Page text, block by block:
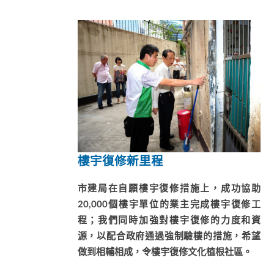
樓宇復修新里程
市建局在自願樓宇復修措施上，成功協助
20,000個樓宇單位的業主完成樓宇復修工
程；我們同時加強對樓宇復修的力度和資
源，以配合政府通過強制驗樓的措施，希望
做到相輔相成，令樓宇復修文化植根社區。